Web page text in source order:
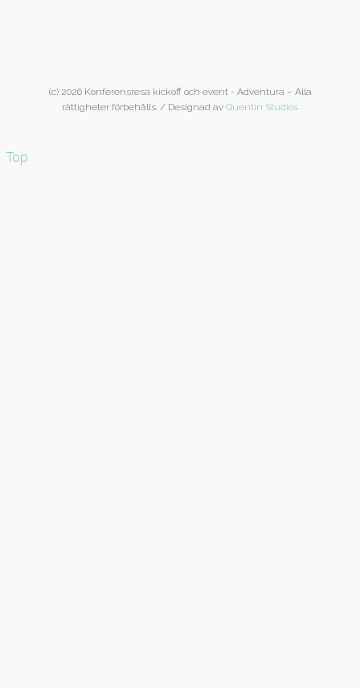
(c) 2026 Konferensresa kickoff och event - Adventura – Alla
rättigheter förbehålls. / Designad av Quentin Studios
Top